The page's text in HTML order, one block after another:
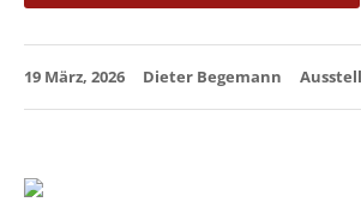
19 März, 2026 Dieter Begemann